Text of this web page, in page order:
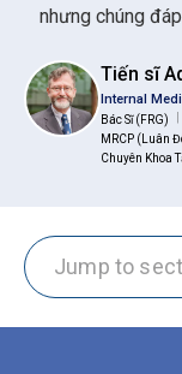
nhưng chúng
Tiến sĩ
Internal
Bác Sĩ (FRG)
MRCP (Luân
Chuyên Khoa
Jump to